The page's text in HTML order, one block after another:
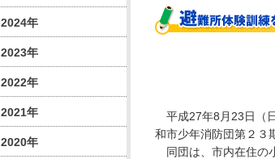
2024年
2023年
2022年
2021年
2020年
平成27年8月23日（
和市少年消防団第２３
同団は、市内在住の